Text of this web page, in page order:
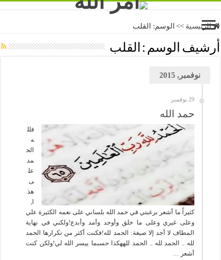
الرئيسية >> الوسم: القلب
أرشيف الوسم : القلب
نوفمبر, 2015
29 نوفمبر
حمد الله
فلل
ه
الح
مد
عل
ى
هذ
ا,
كثيراً ما أشعر برغبتي في حمد الله بلساني على نعمه الكثيرة علي
وعلى غيري وعلى ما خلق وأوجد وأمد وأبدع!ولكني في نهاية
المطاف لا أجد إلا صيغة: الحمد لله!فكنت أكثر من تكرارها الحمد
لله .. الحمد لله .. الحمد للههكذا حسبما ييسر الله لي!ولكن كنت
أشعر …